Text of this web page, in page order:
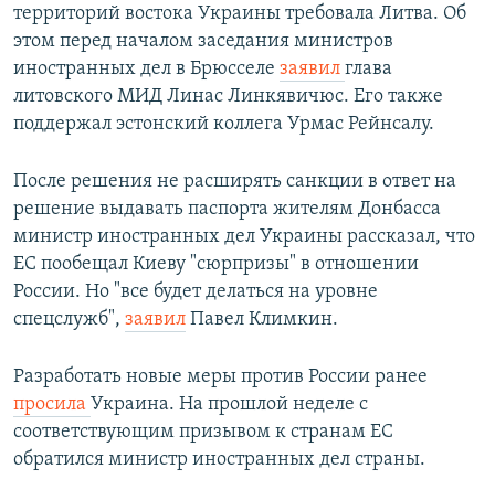
территорий востока Украины требовала Литва. Об
этом перед началом заседания министров
иностранных дел в Брюсселе заявил глава
литовского МИД Линас Линкявичюс. Его также
поддержал эстонский коллега Урмас Рейнсалу.
После решения не расширять санкции в ответ на
решение выдавать паспорта жителям Донбасса
министр иностранных дел Украины рассказал, что
ЕС пообещал Киеву "сюрпризы" в отношении
России. Но "все будет делаться на уровне
спецслужб", заявил Павел Климкин.
Разработать новые меры против России ранее
просила Украина. На прошлой неделе с
соответствующим призывом к странам ЕС
обратился министр иностранных дел страны.